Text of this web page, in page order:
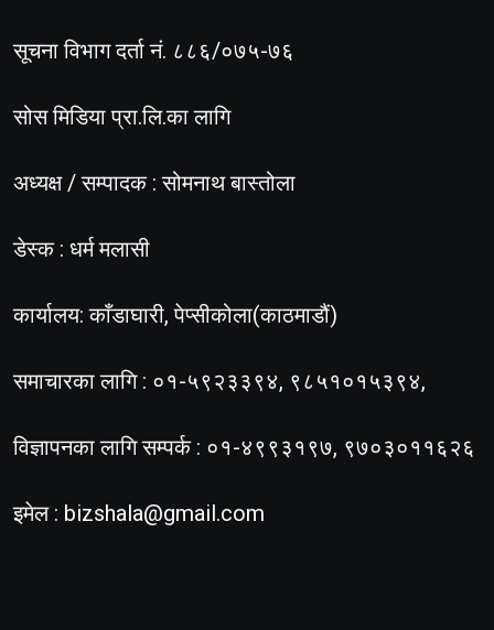
सूचना विभाग दर्ता नं. ८८६/०७५-७६
सोस मिडिया प्रा.लि.का लागि
अध्यक्ष / सम्पादक : सोमनाथ बास्तोला
डेस्क : धर्म मलासी
कार्यालय: काँडाघारी, पेप्सीकोला(काठमाडौं)
समाचारका लागि : ०१-५९२३३९४, ९८५१०१५३९४,
विज्ञापनका लागि सम्पर्क : ०१-४९९३१९७, ९७०३०११६२६
इमेल : bizshala@gmail.com